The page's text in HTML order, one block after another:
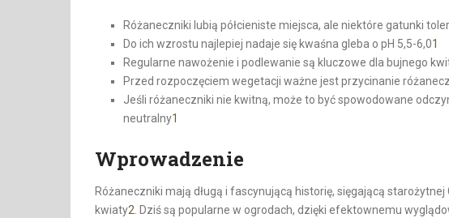
Różaneczniki lubią półcieniste miejsca, ale niektóre gatunki
Do ich wzrostu najlepiej nadaje się kwaśna gleba o pH 5,5-6,01
Regularne nawożenie i podlewanie są kluczowe dla bujnego
Przed rozpoczęciem wegetacji ważne jest przycinanie
Jeśli różaneczniki nie kwitną, może to być spowodowane
neutralny1
Wprowadzenie
Różaneczniki mają długą i fascynującą historię, sięgającą starożytnej
kwiaty2. Dziś są popularne w ogrodach, dzięki efektownemu